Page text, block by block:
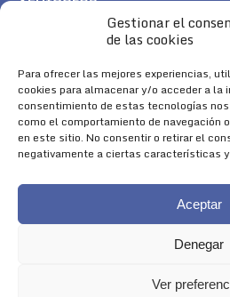
Gestionar el
de las cookies
Para ofrecer las mejores experiencias,
cookies para almacenar y/o acceder a la
consentimiento de estas tecnologías
como el comportamiento de navegación
en este sitio. No consentir o retirar el
negativamente a ciertas características
Aceptar
Denegar
Ver
TREK
SÍGUENOS
Encuéntranos en:
Facebook
page
YouTube
page
Instagram
page